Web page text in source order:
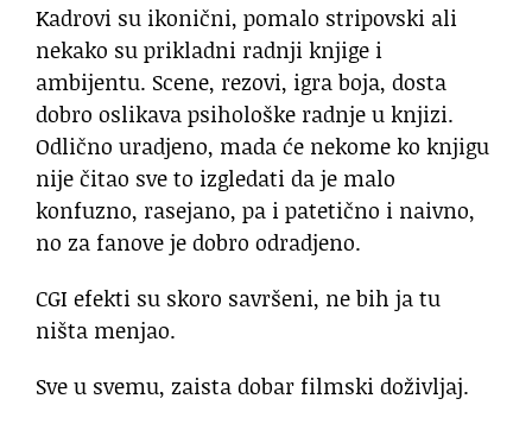
Kadrovi su ikonični, pomalo stripovski ali
nekako su prikladni radnji knjige i
ambijentu. Scene, rezovi, igra boja, dosta
dobro oslikava psihološke radnje u knjizi.
Odlično uradjeno, mada će nekome ko knjigu
nije čitao sve to izgledati da je malo
konfuzno, rasejano, pa i patetično i naivno,
no za fanove je dobro odradjeno.
CGI efekti su skoro savršeni, ne bih ja tu
ništa menjao.
Sve u svemu, zaista dobar filmski doživljaj.